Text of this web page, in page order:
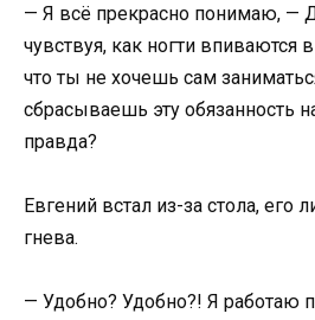
— Я всё прекрасно понимаю, —
чувствуя, как ногти
что ты не хочешь сам
сбрасываешь эту обязанность
правда?
Евгений встал из-за стола, его
гнева.
— Удобно? Удобно?! Я работаю